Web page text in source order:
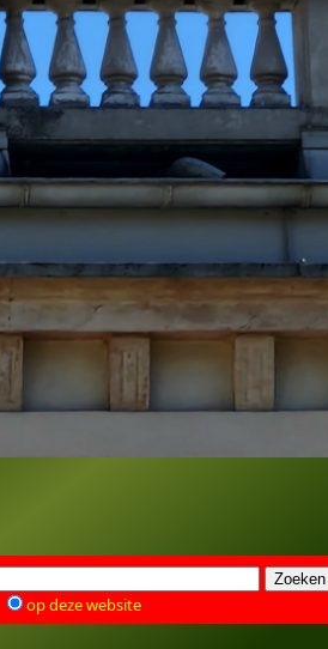
op deze website